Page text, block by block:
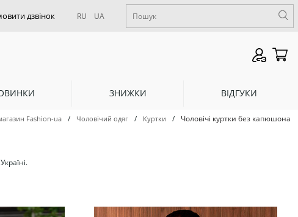
RU UA
ЗНИЖКИ ВІДГУКИ
Fashion-ua / Чоловічий одяг / Куртки / Чоловічі куртки без капюшона